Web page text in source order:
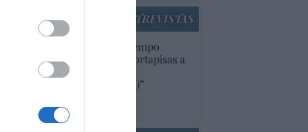
ENTREVISTAS
“Europa lleva mucho tiempo
poniendo aranceles y cortapisas a
productos y compañías
americanas (y europeas)”
Artículos anteriores